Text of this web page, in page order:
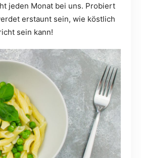
jeden Monat bei uns. Probiert
erstaunt sein, wie köstlich
sein kann!